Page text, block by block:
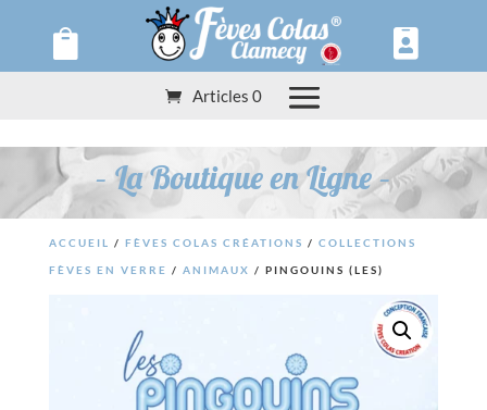
Panneau de gestion des cookies
 
Articles 0
– La Boutique en Ligne –
ACCUEIL / FÈVES COLAS CRÉATIONS / COLLECTIONS
FÈVES EN VERRE / ANIMAUX / PINGOUINS (LES)